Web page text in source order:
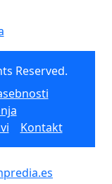
Reserved.
Kontakt